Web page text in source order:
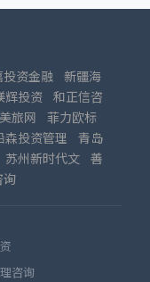
投资金融
新疆海
辉投资 和正信咨
美旅网
菲力欧标
森投资管理
青岛
苏州新时代文 善
询
咨询